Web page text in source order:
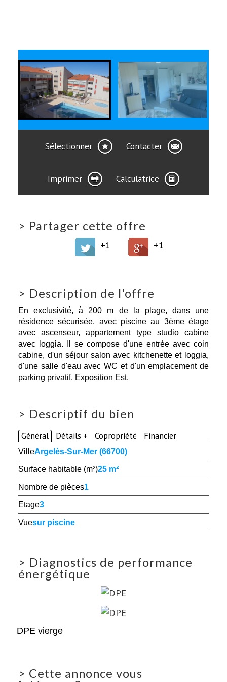
Sélectionner Contacter
Imprimer Calculatrice
> Partager cette offre
+1 +1
> Description de l'offre
En exclusivité, à 200 m de la plage, dans une
résidence sécurisée, avec piscine au 3ème étage
avec ascenseur, appartement type studio cabine
avec loggia. Il se compose d'une entrée avec coin
cabine, d'un séjour salon avec kitchenette et loggia,
d'une salle d'eau avec WC et d'un emplacement de
parking privatif. Exposition Est.
> Descriptif du bien
Général Détails + Copropriété Financier
VilleArgelès-Sur-Mer (66700)
Surface habitable (m²)25 m²
Nombre de pièces1
Etage3
Vuesur piscine
> Diagnostics de performance
énergétique
DPE vierge
> Cette annonce vous